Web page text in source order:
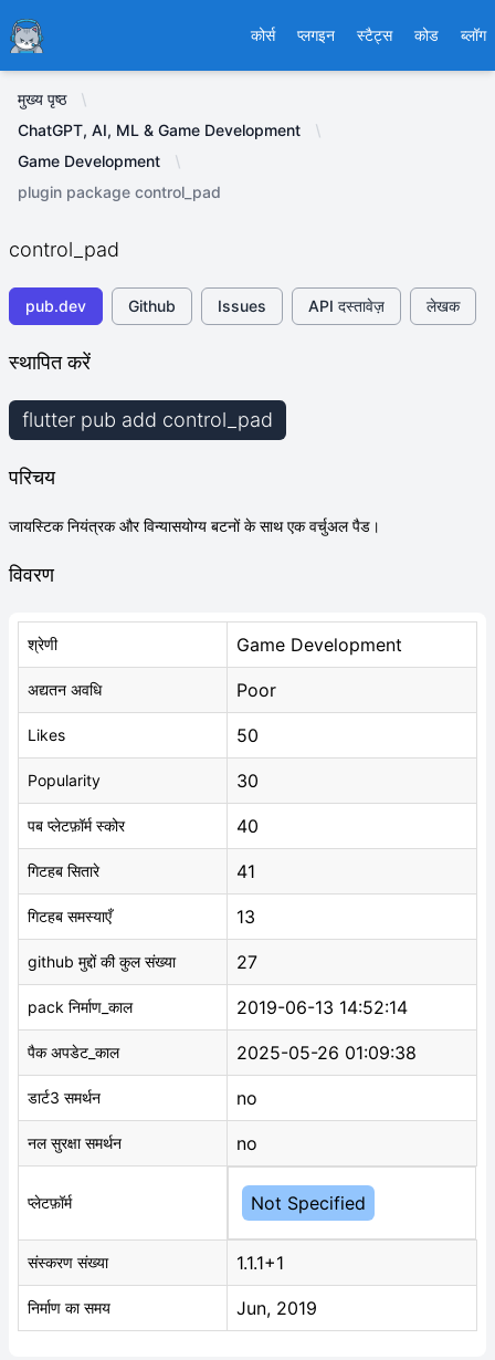
Ducafecat कोर्स प्लगइन स्टैट्स कोड ब्लॉग
मुख्य पृष्ठ
ChatGPT, AI, ML & Game Development
Game Development
plugin package control_pad
control_pad
pub.dev Github Issues API दस्तावेज़ लेखक
स्थापित करें
flutter pub add control_pad
परिचय
जायस्टिक नियंत्रक और विन्यासयोग्य बटनों के साथ एक वर्चुअल पैड।
विवरण
श्रेणी Game Development
अद्यतन अवधि Poor
Likes 50
Popularity 30
पब प्लेटफ़ॉर्म स्कोर 40
गिटहब सितारे 41
गिटहब समस्याएँ 13
github मुद्दों की कुल संख्या 27
pack निर्माण_काल 2019-06-13 14:52:14
पैक अपडेट_काल 2025-05-26 01:09:38
डार्ट3 समर्थन no
नल सुरक्षा समर्थन no
प्लेटफ़ॉर्म Not Specified
संस्करण संख्या 1.1.1+1
निर्माण का समय Jun, 2019